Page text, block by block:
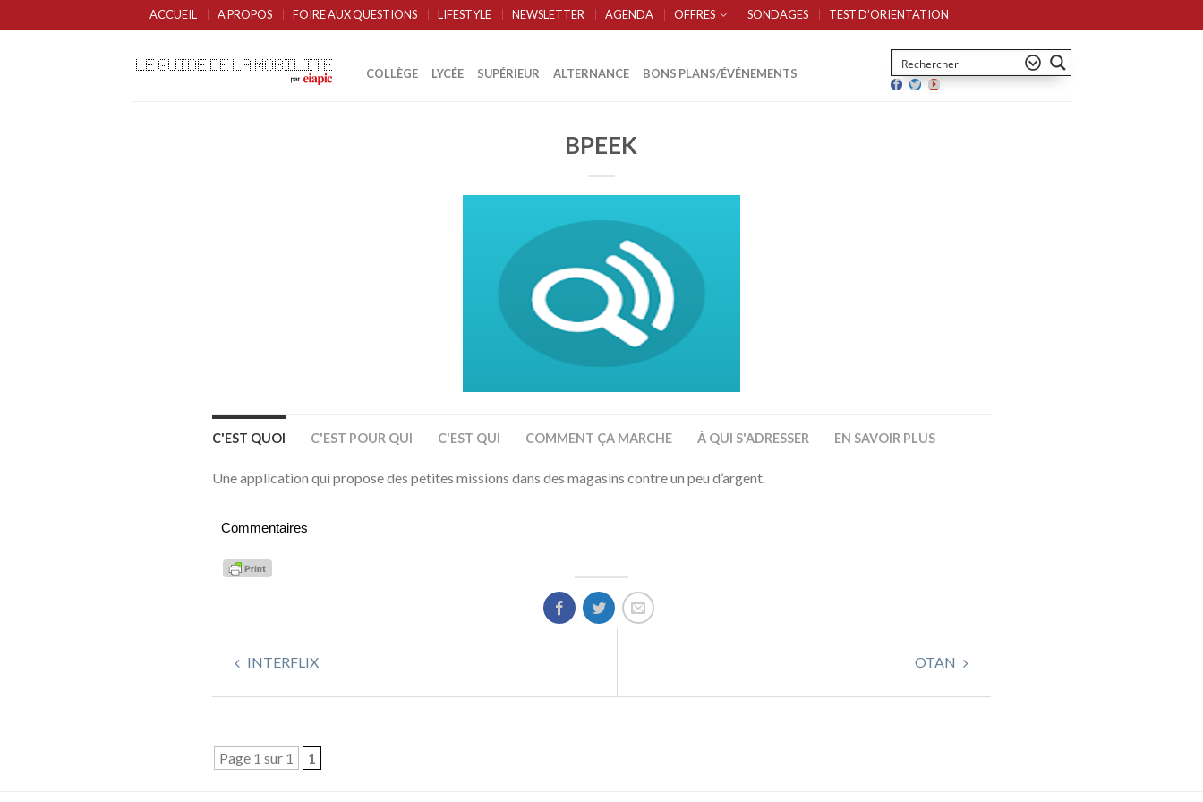
ACCUEIL A PROPOS FOIRE AUX QUESTIONS LIFESTYLE NEWSLETTER AGENDA OFFRES SONDAGES TEST D’ORIENTATION
COLLÈGE LYCÉE SUPÉRIEUR ALTERNANCE BONS PLANS/ÉVÉNEMENTS
BPEEK
C'EST QUOI C'EST POUR QUI C'EST QUI COMMENT ÇA MARCHE À QUI S'ADRESSER EN SAVOIR PLUS
Une application qui propose des petites missions dans des magasins contre un peu d’argent.
Commentaires
INTERFLIX OTAN
Page 1 sur 1 1